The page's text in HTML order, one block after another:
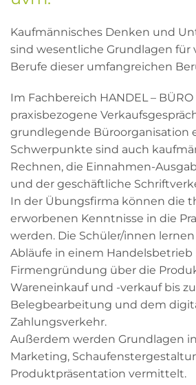
Kaufmännisches Denken und
sind wesentliche Grundlagen für
Berufe dieser umfangreichen
Im Fachbereich HANDEL –
praxisbezogene
grundlegende Büroorganisation
Schwerpunkte sind auch
Rechnen, die Einnahmen-
und der geschäftliche
In der Übungsfirma können die
erworbenen Kenntnisse in die
werden. Die Schüler/innen
Abläufe in einem
Firmengründung über die
Wareneinkauf und -verkauf bis
Belegbearbeitung und dem
Zahlungsverkehr.
Außerdem werden Grundlagen
Marketing,
Produktpräsentation vermittelt.